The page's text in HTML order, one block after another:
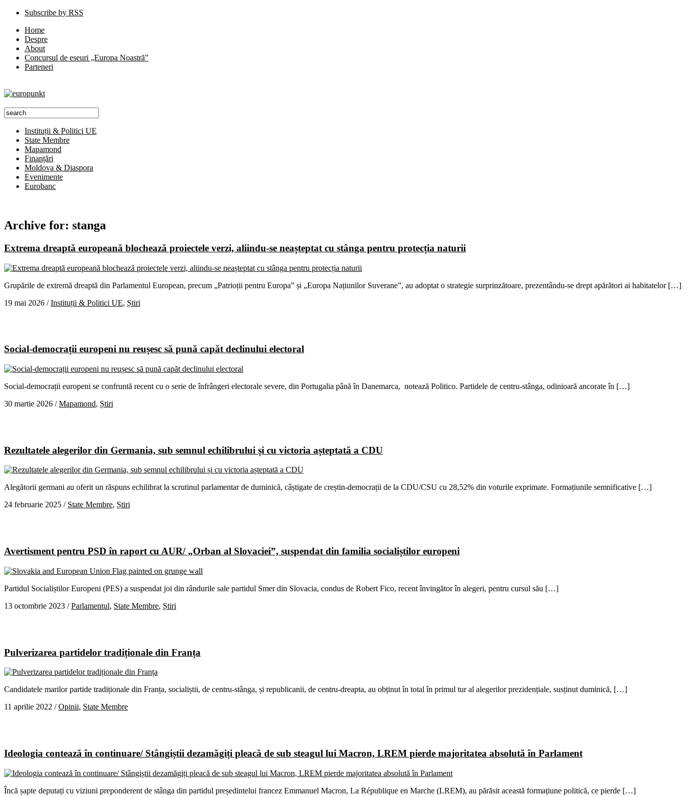
Subscribe by RSS
Home
Despre
About
Concursul de eseuri „Europa Noastră”
Parteneri
Instituții & Politici UE
State Membre
Mapamond
Finanțări
Moldova & Diaspora
Evenimente
Eurobanc
Archive for: stanga
Extrema dreaptă europeană blochează proiectele verzi, aliindu-se neașteptat cu stânga pentru protecția naturii
Grupările de extremă dreaptă din Parlamentul European, precum „Patrioții pentru Europa” și „Europa Națiunilor Suverane”, au adoptat o strategie surprinzătoare, prezentându-se drept apărători ai habitatelor […]
19 mai 2026 /Instituții & Politici UE, Știri
Social-democrații europeni nu reușesc să pună capăt declinului electoral
Social-democrații europeni se confruntă recent cu o serie de înfrângeri electorale severe, din Portugalia până în Danemarca, notează Politico. Partidele de centru-stânga, odinioară ancorate în […]
30 martie 2026 /Mapamond, Știri
Rezultatele alegerilor din Germania, sub semnul echilibrului și cu victoria așteptată a CDU
Alegătorii germani au oferit un răspuns echilibrat la scrutinul parlamentar de duminică, câștigate de creștin-democrații de la CDU/CSU cu 28,52% din voturile exprimate. Formațiunile semnificative […]
24 februarie 2025 / State Membre, Știri
Avertisment pentru PSD în raport cu AUR/ „Orban al Slovaciei”, suspendat din familia socialiștilor europeni
Partidul Socialiștilor Europeni (PES) a suspendat joi din rândurile sale partidul Smer din Slovacia, condus de Robert Fico, recent învingător în alegeri, pentru cursul său […]
13 octombrie 2023 /Parlamentul, State Membre, Știri
Pulverizarea partidelor tradiționale din Franța
Candidatele marilor partide tradiționale din Franța, socialiștii, de centru-stânga, și republicanii, de centru-dreapta, au obținut în total în primul tur al alegerilor prezidențiale, susținut duminică, […]
11 aprilie 2022 /Opinii, State Membre
Ideologia contează în continuare/ Stângiștii dezamăgiți pleacă de sub steagul lui Macron, LREM pierde majoritatea absolută în Parlament
Încă șapte deputați cu viziuni preponderent de stânga din partidul președintelui francez Emmanuel Macron, La République en Marche (LREM), au părăsit această formațiune politică, ce pierde […]